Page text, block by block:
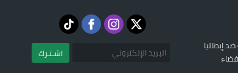
إيطاليا
اشـتـرك